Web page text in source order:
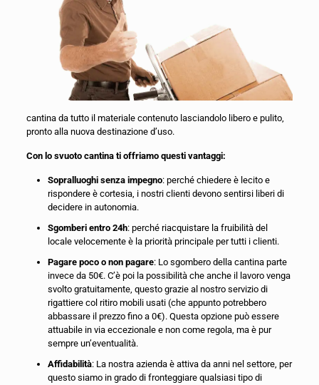
cantina da tutto il materiale contenuto lasciandolo libero e pulito,
pronto alla nuova destinazione d’uso.
Con lo svuoto cantina ti offriamo questi vantaggi:
Sopralluoghi senza impegno: perché chiedere è lecito e
rispondere è cortesia, i nostri clienti devono sentirsi liberi di
decidere in autonomia.
Sgomberi entro 24h: perché riacquistare la fruibilità del
locale velocemente è la priorità principale per tutti i clienti.
Pagare poco o non pagare: Lo sgombero della cantina parte
invece da 50€. C’è poi la possibilità che anche il lavoro venga
svolto gratuitamente, questo grazie al nostro servizio di
rigattiere col ritiro mobili usati (che appunto potrebbero
abbassare il prezzo fino a 0€). Questa opzione può essere
attuabile in via eccezionale e non come regola, ma è pur
sempre un’eventualità.
Affidabilità: La nostra azienda è attiva da anni nel settore, per
questo siamo in grado di fronteggiare qualsiasi tipo di